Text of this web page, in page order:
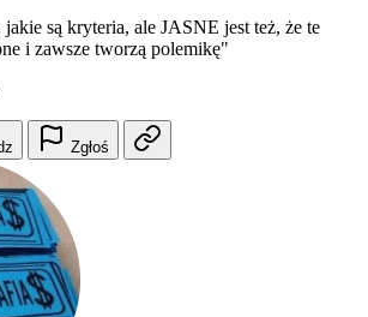
są kryteria, ale JASNE jest też, że te
i zawsze tworzą polemikę"
Zgłoś